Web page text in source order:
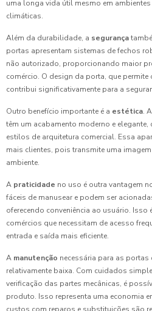
uma longa vida útil mesmo em
climáticas.
Além da durabilidade, a segurança
portas apresentam sistemas de fechos
não autorizado, proporcionando maior
comércio. O design da porta, que
contribui significativamente para a
Outro benefício importante é a estética.
têm um acabamento moderno e elegante,
estilos de arquitetura comercial. Essa
mais clientes, pois transmite uma
ambiente.
A praticidade no uso é outra vantagem
fáceis de manusear e podem ser
oferecendo conveniência ao usuário. Isso
comércios que necessitam de acesso
entrada e saída mais eficiente.
A manutenção necessária para as portas
relativamente baixa. Com cuidados
verificação das partes mecânicas, é
produto. Isso representa uma economia